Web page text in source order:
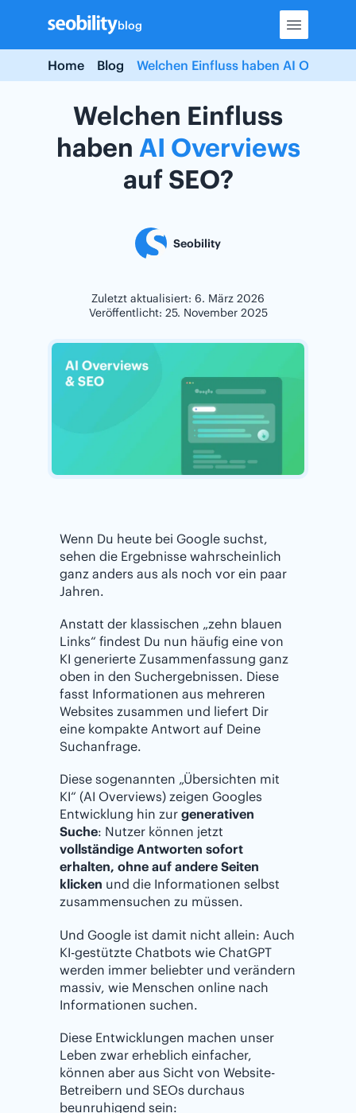
content
blog
Home Blog Welchen Einfluss haben AI
Welchen Einfluss
haben AI Overviews
auf SEO?
Seobility
Zuletzt aktualisiert: 6. März 2026
Veröffentlicht: 25. November 2025
Wenn Du heute bei Google suchst,
sehen die Ergebnisse wahrscheinlich
ganz anders aus als noch vor ein paar
Jahren.
Anstatt der klassischen „zehn blauen
Links“ findest Du nun häufig eine von
KI generierte Zusammenfassung ganz
oben in den Suchergebnissen. Diese
fasst Informationen aus mehreren
Websites zusammen und liefert Dir
eine kompakte Antwort auf Deine
Suchanfrage.
Diese sogenannten „Übersichten mit
KI“ (AI Overviews) zeigen Googles
Entwicklung hin zur generativen
Suche: Nutzer können jetzt
vollständige Antworten sofort
erhalten, ohne auf andere Seiten
klicken und die Informationen selbst
zusammensuchen zu müssen.
Und Google ist damit nicht allein: Auch
KI-gestützte Chatbots wie ChatGPT
werden immer beliebter und verändern
massiv, wie Menschen online nach
Informationen suchen.
Diese Entwicklungen machen unser
Leben zwar erheblich einfacher,
können aber aus Sicht von Website-
Betreibern und SEOs durchaus
beunruhigend sein: